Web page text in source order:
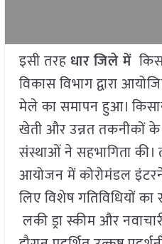
इसी तरहधार जिले में
विकास विभाग द्वारा
मेले का समापन हुआ।
खेती और उन्नत तकनीकों के
संस्थाओं ने सहभागिता
आयोजन में कोरोमंडल
लिए विशेष गतिविधियों
लकी ड्रा स्कीम और